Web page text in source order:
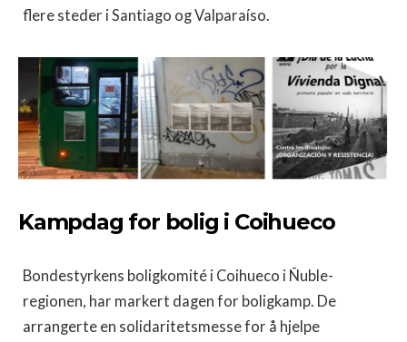
flere steder i Santiago og Valparaíso.
Kampdag for bolig i Coihueco
Bondestyrkens boligkomité i Coihueco i Ñuble-
regionen, har markert dagen for boligkamp. De
arrangerte en solidaritetsmesse for å hjelpe